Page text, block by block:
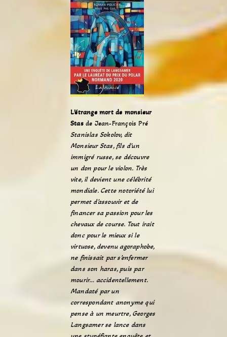
L’étrange mort de monsieur
Stasde Jean-François Pré
Stanislas Sokolov, dit
Monsieur Stas, fils d’un
immigré russe, se découvre
un don pour le violon. Très
vite, il devient une célébrité
mondiale. Cette notoriété lui
permet d’assouvir et de
financer sa passion pour les
chevaux de course. Tout irait
donc pour le mieux si le
virtuose, devenu agoraphobe,
ne finissait par s’enfermer
dans son haras, puis par
mourir… accidentellement.
Mandaté par un
correspondant anonyme qui
pense à un meurtre, Georges
Langsamer se lance dans